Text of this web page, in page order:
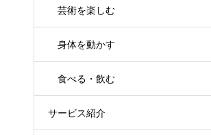
芸術を楽しむ
身体を動かす
食べる・飲む
サービス紹介